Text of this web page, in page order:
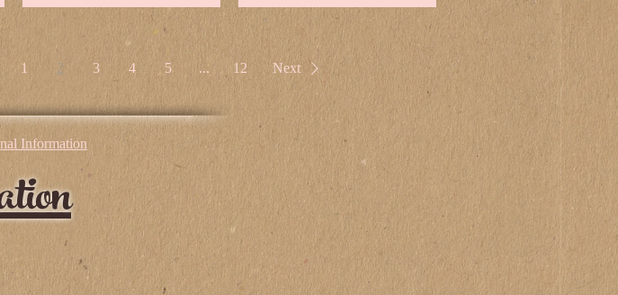
1 2 3 4 5 ... 12 Next
Information